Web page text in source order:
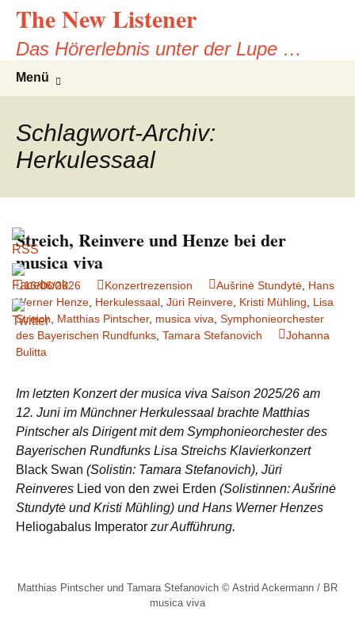
Inhalt
springen
The New Listener
Das Hörerlebnis unter der Lupe …
Menü
Schlagwort-Archiv:
Herkulessaal
Streich, Reinvere und Henze bei der
musica viva
16/06/2026 Konzertrezension Aušrinė Stundytė Hans
Werner Henze Herkulessaal Jüri Reinvere Kristi Mühling
Lisa
Streich
Matthias Pintscher, musica viva Symphonieorchester
des Bayerischen Rundfunks Tamara Stefanovich
Johanna
Bulitta
Im letzten Konzert der musica viva Saison 2025/26 am
12. Juni im Münchner Herkulessaal brachte Matthias
Pintscher als Dirigent mit dem Symphonieorchester des
Bayerischen Rundfunks Lisa Streichs Klavierkonzert
Black Swan (Solistin: Tamara Stefanovich), Jüri
Reinveres Lied von den zwei Erden (Solistinnen: Aušrinė
Stundytė und Kristi Mühling) und Hans Werner Henzes
Heliogabalus Imperator zur Aufführung.
Matthias Pintscher und Tamara Stefanovich © Astrid Ackermann / BR
musica viva